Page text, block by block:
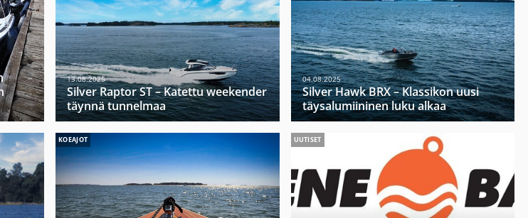
13.08.2025
Silver Raptor ST – Katettu weekender
täynnä tunnelmaa
04.08.2025
Silver Hawk BRX – Klassikon uusi
täysalumiininen luku alkaa
KOEAJOT UUTISET